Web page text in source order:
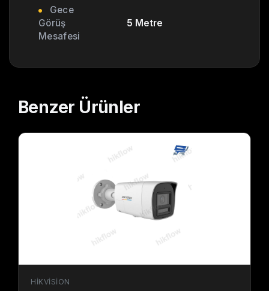
Gece
Görüş
Mesafesi
5 Metre
Benzer Ürünler
HIKVISION